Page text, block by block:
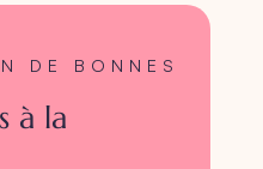
DE BONNES
à la